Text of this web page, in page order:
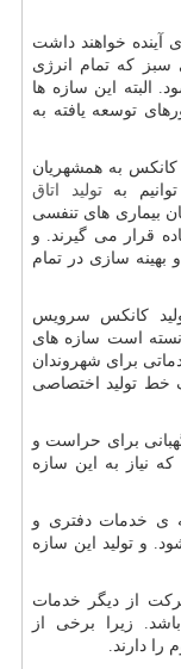
خواهند داشت
سبز که تمام انرژی
البته این سازه ها
توسعه یافته به
به همشهریان
بهتولید اتاق
بیماری های تنفسی
قرار می گیرند. و
بهینه سازی در تمام
کانکس سرویس
است سازه های
برای شهروندان
خط تولید اختصاصی
برای حراست و
نیاز به این سازه
ی خدمات دفتری و
و تولید این سازه
از دیگر خدمات
زیرا برخی از
دارند.